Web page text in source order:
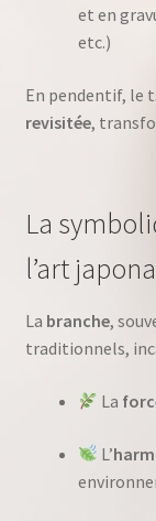
et en
etc.)
En pendentif, le
revisitée,
La
l’art
La branche,
traditionnels,
La
L’